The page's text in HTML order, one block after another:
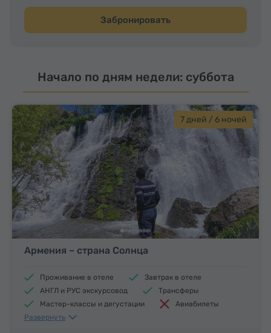
Забронировать
Начало по дням недели: суббота
7 дней / 6 ночей
Армения – страна Солнца
Проживание в отеле
Завтрак в отеле
АНГЛ и РУС экскурсовод
Трансферы
Мастер-классы и дегустации
Авиабилеты
Обеды и ужины
Развернуть